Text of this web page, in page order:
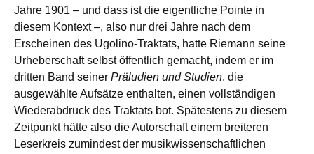
Jahre 1901 – und dass ist die eigentliche Pointe in
diesem Kontext –, also nur drei Jahre nach dem
Erscheinen des Ugolino-Traktats, hatte Riemann seine
Urheberschaft selbst öffentlich gemacht, indem er im
dritten Band seiner Präludien und Studien, die
ausgewählte Aufsätze enthalten, einen vollständigen
Wiederabdruck des Traktats bot. Spätestens zu diesem
Zeitpunkt hätte also die Autorschaft einem breiteren
Leserkreis zumindest der musikwissenschaftlichen